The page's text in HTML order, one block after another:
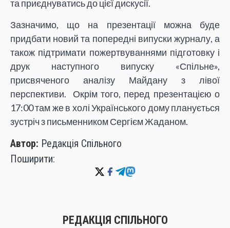
та приєднуватись до цієї дискусії.
Зазначимо, що на презентації можна буде
придбати новий та попередні випуски журналу, а
також підтримати пожертвуваннями підготовку і
друк наступного випуску «Спільне»,
присвяченого аналізу Майдану з лівої
перспективи. Окрім того, перед презентацією о
17:00 там же в холі Українського дому планується
зустріч з письменником Сергієм Жаданом.
Автор: Редакція Спільного
Поширити:
РЕДАКЦІЯ СПІЛЬНОГО